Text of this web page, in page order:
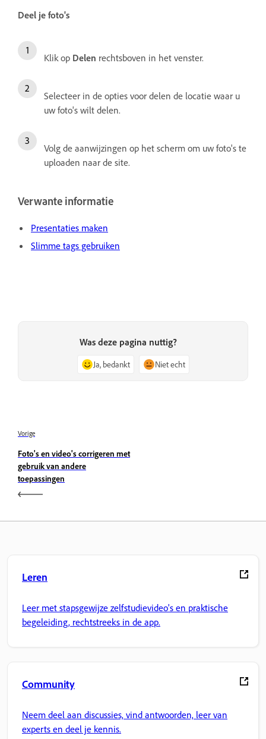
Deel je foto's
Klik op Delen rechtsboven in het venster.
Selecteer in de opties voor delen de locatie waar u
uw foto's wilt delen.
Volg de aanwijzingen op het scherm om uw foto's te
uploaden naar de site.
Verwante informatie
Presentaties maken
Slimme tags gebruiken
Was deze pagina nuttig?
Ja, bedankt Niet echt
Vorige
Foto's en video's corrigeren met
gebruik van andere
toepassingen
Leren
Leer met stapsgewijze zelfstudievideo's en praktische
begeleiding, rechtstreeks in de app.
Community
Neem deel aan discussies, vind antwoorden, leer van
experts en deel je kennis.